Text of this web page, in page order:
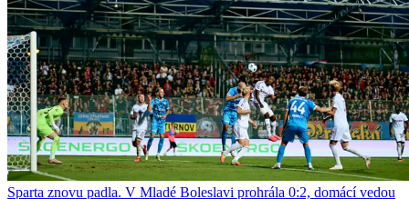
Sparta znovu padla. V Mladé Boleslavi prohrála 0:2, domácí vedou